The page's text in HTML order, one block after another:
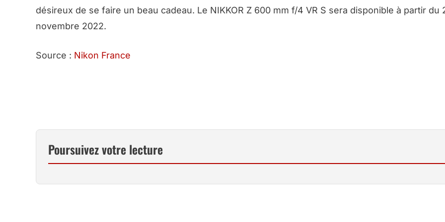
désireux de se faire un beau cadeau. Le NIKKOR Z 600 mm f/4 VR S sera disponible à partir du
novembre 2022.
Source : Nikon France
Poursuivez votre lecture